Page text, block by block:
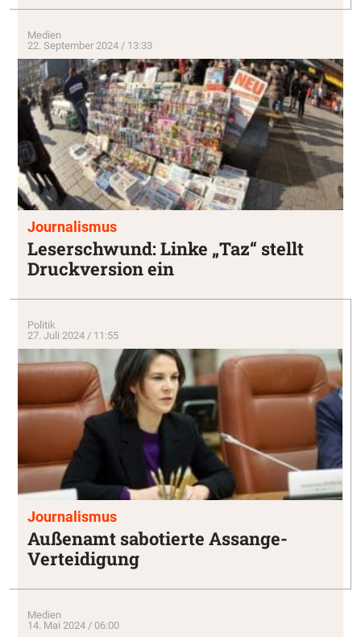
Medien
22. September 2024 / 13:33
Journalismus
Leserschwund: Linke „Taz“ stellt
Druckversion ein
Politik
27. Juli 2024 / 11:55
Journalismus
Außenamt sabotierte Assange-
Verteidigung
Medien
14. Mai 2024 / 06:00